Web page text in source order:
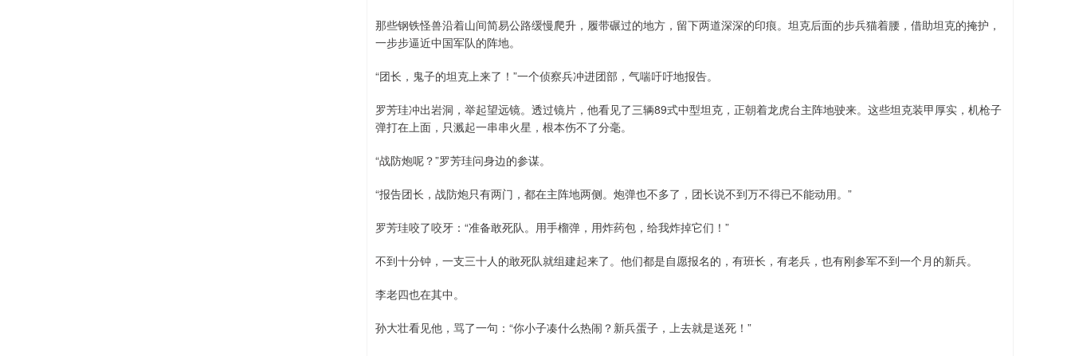
那些钢铁怪兽沿着山间简易公路缓慢爬升，履带碾过的地方，留下两道深深的印痕。坦克后面的步兵猫着腰，借助坦克的掩护，
一步步逼近中国军队的阵地。
“团长，鬼子的坦克上来了！”一个侦察兵冲进团部，气喘吁吁地报告。
罗芳珪冲出岩洞，举起望远镜。透过镜片，他看见了三辆89式中型坦克，正朝着龙虎台主阵地驶来。这些坦克装甲厚实，机枪子
弹打在上面，只溅起一串串火星，根本伤不了分毫。
“战防炮呢？”罗芳珪问身边的参谋。
“报告团长，战防炮只有两门，都在主阵地两侧。炮弹也不多了，团长说不到万不得已不能动用。”
罗芳珪咬了咬牙：“准备敢死队。用手榴弹，用炸药包，给我炸掉它们！”
不到十分钟，一支三十人的敢死队就组建起来了。他们都是自愿报名的，有班长，有老兵，也有刚参军不到一个月的新兵。
李老四也在其中。
孙大壮看见他，骂了一句：“你小子凑什么热闹？新兵蛋子，上去就是送死！”